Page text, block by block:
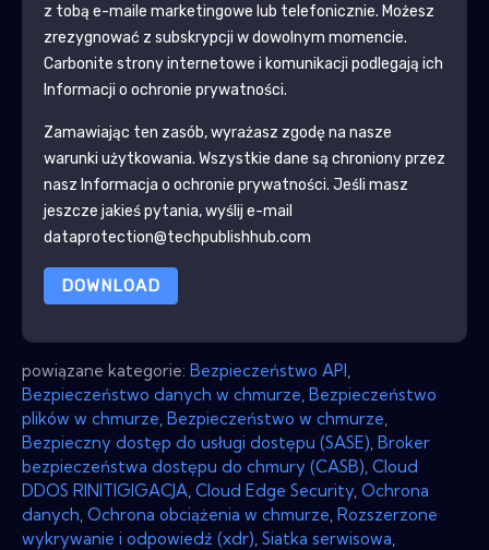
z tobą e-maile marketingowe lub telefonicznie. Możesz
zrezygnować z subskrypcji w dowolnym momencie.
Carbonite strony internetowe i komunikacji podlegają ich
Informacji o ochronie prywatności.
Zamawiając ten zasób, wyrażasz zgodę na nasze
warunki użytkowania. Wszystkie dane są chroniony przez
nasz Informacja o ochronie prywatności. Jeśli masz
jeszcze jakieś pytania, wyślij e-mail
dataprotection@techpublishhub.com
DOWNLOAD
powiązane kategorie: Bezpieczeństwo API
Bezpieczeństwo danych w chmurze Bezpieczeństwo
plików w chmurze Bezpieczeństwo w chmurze
Bezpieczny dostęp do usługi dostępu (SASE) Broker
bezpieczeństwa dostępu do chmury (CASB) Cloud
DDOS RINITIGIGACJA Cloud Edge Security Ochrona
danych Ochrona obciążenia w chmurze Rozszerzone
wykrywanie i odpowiedź (xdr) Siatka serwisowa